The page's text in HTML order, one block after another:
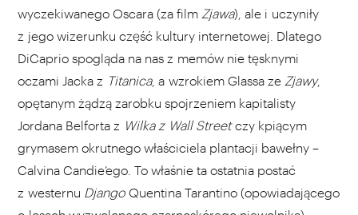
wyczekiwanego Oscara (za film Zjawa), ale i uczyniły
z jego wizerunku część kultury internetowej. Dlatego
DiCaprio spogląda na nas z memów nie tęsknymi
oczami Jacka z Titanica, a wzrokiem Glassa ze Zjawy,
opętanym żądzą zarobku spojrzeniem kapitalisty
Jordana Belforta z Wilka z Wall Streetczy kpiącym
grymasem okrutnego właściciela plantacji bawełny –
Calvina Candie’ego. To właśnie ta ostatnia postać
z westernu DjangoQuentina Tarantino (opowiadającego